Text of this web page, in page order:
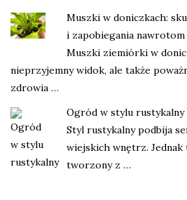
Muszki w doniczkach:
i zapobiegania
Muszki ziemiórki w
nieprzyjemny widok, ale także
zdrowia …
Ogród w stylu rustykalny
Styl rustykalny podbija
wiejskich wnętrz.
tworzony z …